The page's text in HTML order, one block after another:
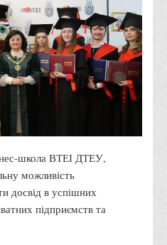
розвитку
ДТЕУ
(TISC)
школа ВТЕІ ДТЕУ,
можливість
досвід в успішних
підприємств та